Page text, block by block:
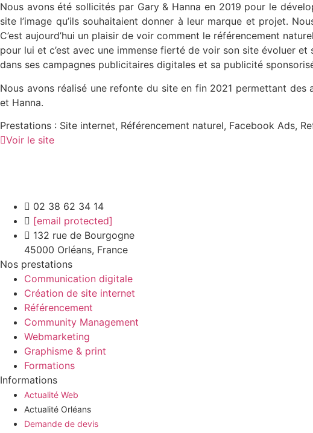
Nous avons été sollicités par Gary & Hanna en 2019 pour le
site l’image qu’ils souhaitaient donner à leur marque et projet.
C’est aujourd’hui un plaisir de voir comment le référencement
pour lui et c’est avec une immense fierté de voir son site évoluer
dans ses campagnes publicitaires digitales et sa publicité
Nous avons réalisé une refonte du site en fin 2021 permettant
et Hanna.
Prestations : Site internet, Référencement naturel, Facebook Ads,
Voir le site
02 38 62 34 14
[email protected]
132 rue de Bourgogne
45000 Orléans, France
Nos prestations
Communication digitale
Création de site internet
Référencement
Community Management
Webmarketing
Graphisme & print
Formations
Informations
Actualité Web
Actualité Orléans
Demande de devis